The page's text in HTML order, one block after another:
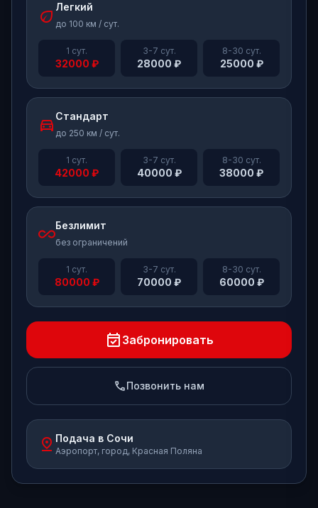
eco Легкий
до 100 км / сут.
1 сут.
32000 ₽
3-7 сут.
28000 ₽
8-30 сут.
25000 ₽
directions_car Стандарт
до 250 км / сут.
1 сут.
42000 ₽
3-7 сут.
40000 ₽
8-30 сут.
38000 ₽
all_inclusiveБезлимит
без ограничений
1 сут.
80000 ₽
3-7 сут.
70000 ₽
8-30 сут.
60000 ₽
event_available Забронировать
phoneПозвонить нам
pin_drop Подача в Сочи
Аэропорт, город, Красная Поляна